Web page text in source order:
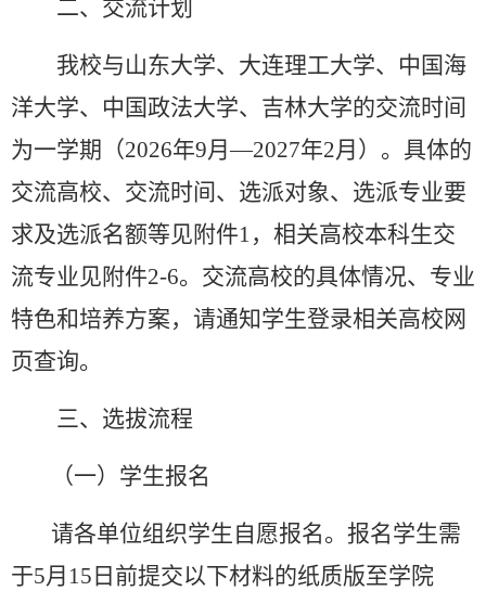
二、 交流计划
我校与山东大学、大连理工大学、中国海
洋大学、中国政法大学、吉林大学的交流时间
为一学期（2026年9月—2027年2月）。具体的
交流高校、交流时间、选派对象、选派专业要
求及选派名额等见附件1，相关高校本科生交
流专业见附件2-6。交流高校的具体情况、专业
特色和培养方案，请通知学生登录相关高校网
页查询。
三、选拔流程
（一）学生报名
请各单位组织学生自愿报名。报名学生需
于5月 15 日前提交以下材料的纸质版至学院